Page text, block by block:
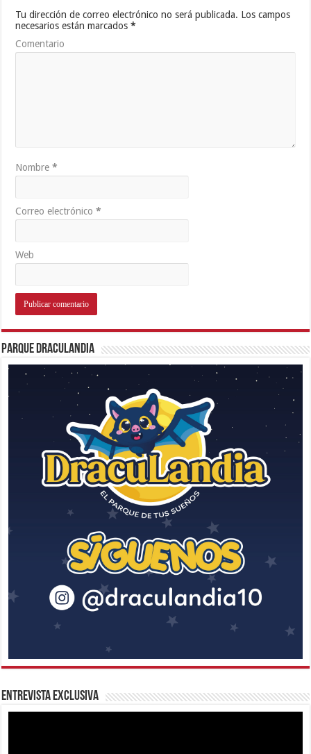
Tu dirección de correo electrónico no será publicada. Los campos
necesarios están marcados*
Comentario
Nombre*
Correo electrónico*
Web
Parque Draculandia
Entrevista Exclusiva